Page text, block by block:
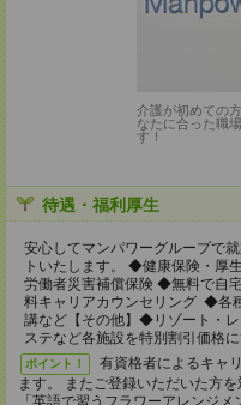
介護が初めての
なたに合った職
す！
待遇・福利厚生
安心してマンパワーグループで
トいたします。 ◆健康保険・厚
労働者災害補償保険 ◆無料で自
料キャリアカウンセリング ◆各
講など【その他】◆リゾート・
ステなど各施設を特別割引価格
ポイント！
有資格者によるキャ
ます。 またご登録いただいた方
「英語で習うフラワーアレンジ